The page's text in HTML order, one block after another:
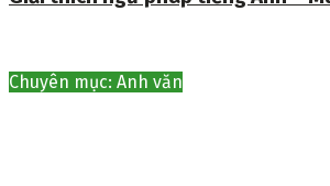
Chuyên mục: Anh văn